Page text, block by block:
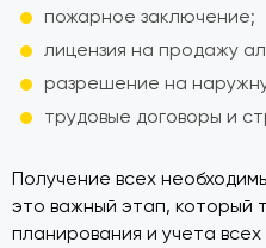
пожарное заключение;
лицензия на продажу
разрешение на
трудовые договоры и
Получение всех
это важный этап, который
планирования и учета